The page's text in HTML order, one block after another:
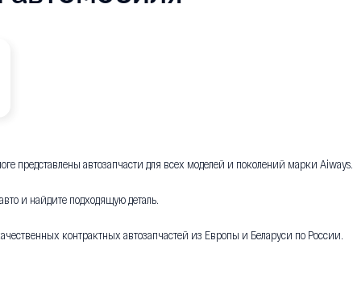
представлены автозапчасти для всех моделей и поколений марки Aiways.
и найдите подходящую деталь.
контрактных автозапчастей из Европы и Беларуси по России.